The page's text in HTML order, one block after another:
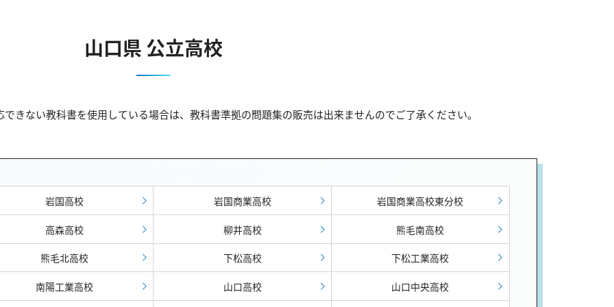
山口県 公立高校
きない教科書を使用している場合は、教科書準拠の問題集の販売は出来ませんのでご了承ください。
岩国高校 岩国商業高校 岩国商業高校東分校
高森高校 柳井高校 熊毛南高校
熊毛北高校 下松高校 下松工業高校
南陽工業高校 山口高校 山口中央高校